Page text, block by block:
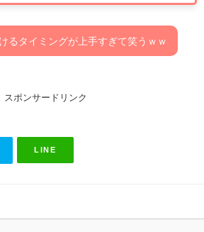
るタイミングが上手すぎて笑うｗｗ
スポンサードリンク
LINE